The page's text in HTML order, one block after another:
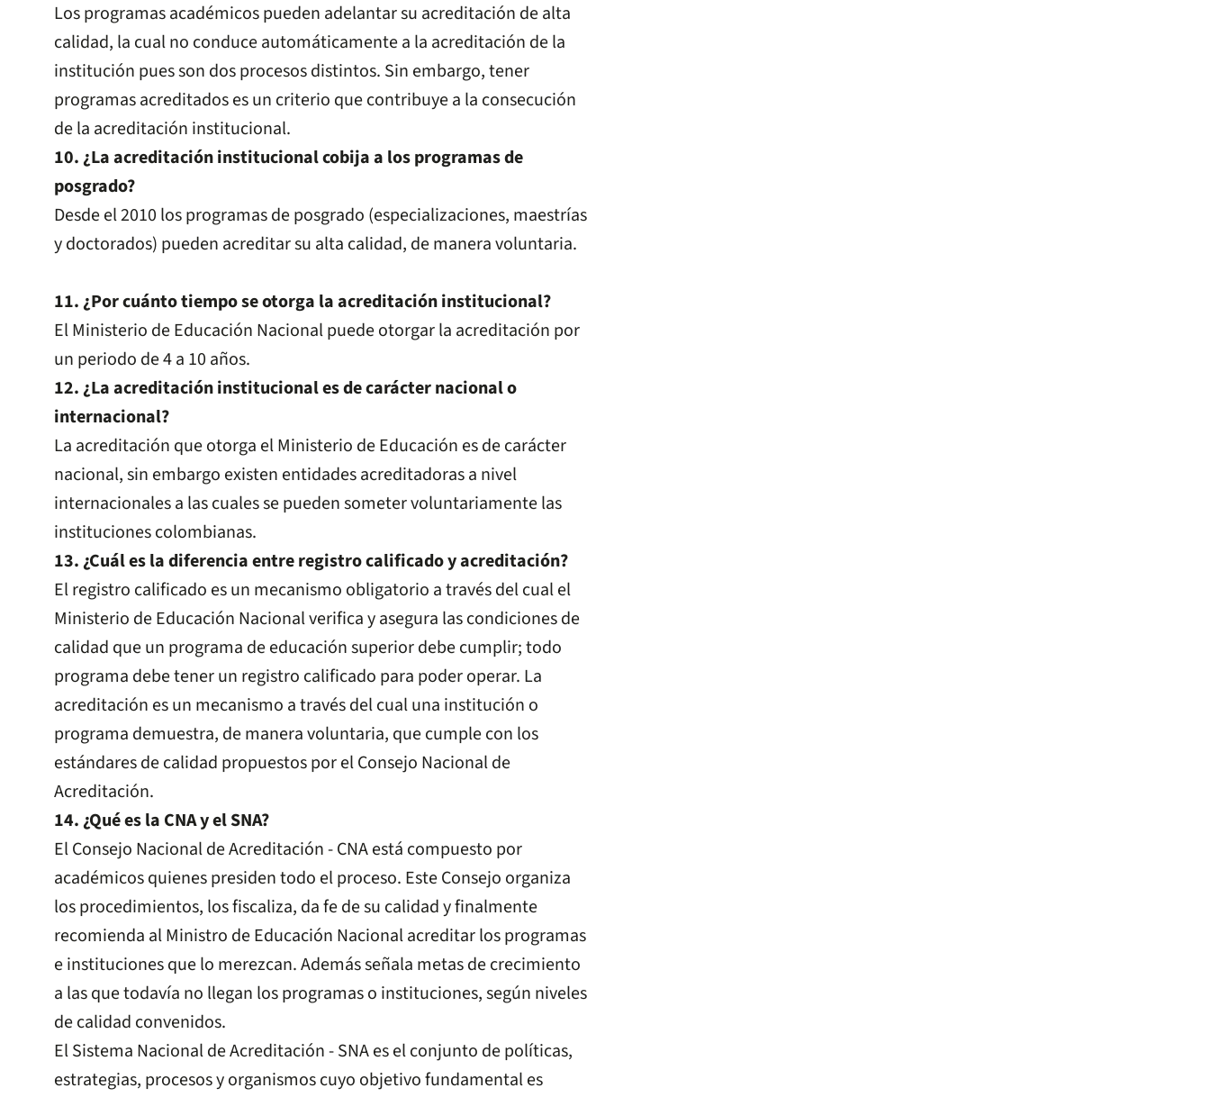
Los programas académicos pueden adelantar su acreditación de alta
calidad, la cual no conduce automáticamente a la acreditación de la
institución pues son dos procesos distintos. Sin embargo, tener
programas acreditados es un criterio que contribuye a la consecución
de la acreditación institucional.
10. ¿La acreditación institucional cobija a los programas de
posgrado?
Desde el 2010 los programas de posgrado (especializaciones, maestrías
y doctorados) pueden acreditar su alta calidad, de manera voluntaria.
11. ¿Por cuánto tiempo se otorga la acreditación institucional?
El Ministerio de Educación Nacional puede otorgar la acreditación por
un periodo de 4 a 10 años.
12. ¿La acreditación institucional es de carácter nacional o
internacional?
La acreditación que otorga el Ministerio de Educación es de carácter
nacional, sin embargo existen entidades acreditadoras a nivel
internacionales a las cuales se pueden someter voluntariamente las
instituciones colombianas.
13. ¿Cuál es la diferencia entre registro calificado y acreditación?
El registro calificado es un mecanismo obligatorio a través del cual el
Ministerio de Educación Nacional verifica y asegura las condiciones de
calidad que un programa de educación superior debe cumplir; todo
programa debe tener un registro calificado para poder operar. La
acreditación es un mecanismo a través del cual una institución o
programa demuestra, de manera voluntaria, que cumple con los
estándares de calidad propuestos por el Consejo Nacional de
Acreditación.
14. ¿Qué es la CNA y el SNA?
El Consejo Nacional de Acreditación - CNA está compuesto por
académicos quienes presiden todo el proceso. Este Consejo organiza
los procedimientos, los fiscaliza, da fe de su calidad y finalmente
recomienda al Ministro de Educación Nacional acreditar los programas
e instituciones que lo merezcan. Además señala metas de crecimiento
a las que todavía no llegan los programas o instituciones, según niveles
de calidad convenidos.
El Sistema Nacional de Acreditación - SNA es el conjunto de políticas,
estrategias, procesos y organismos cuyo objetivo fundamental es